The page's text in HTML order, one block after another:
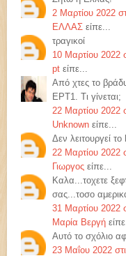
2 Μαρτίου 2022
ΕΛΛΑΣ είπε...
τραγικοί
10 Μαρτίου 2022
pt είπε...
Από χτες το
ΕΡΤ1. Τι γίνεται;
22 Μαρτίου 2022
Unknown είπε...
Δεν λειτουργεί
22 Μαρτίου 2022
Γιωργος είπε...
Καλα...τοχετε
σας...τοσο
31 Μαρτίου 2022
Μαρία Βεργή
Αυτό το σχόλιο
23 Μαΐου 2022